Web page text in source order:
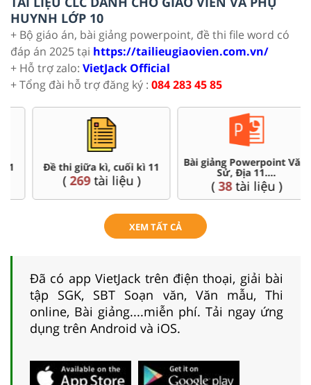
HUYNH LỚP 10
+ Bộ giáo án, bài giảng powerpoint, đề thi file word có
đáp án 2025 tại https://tailieugiaovien.com.vn/
+ Hỗ trợ zalo: VietJack Official
+ Tổng đài hỗ trợ đăng ký : 084 283 45 85
Đề thi giữa kì, cuối kì 11
269tài liệu )
Bài giảng Powerpoint Văn,
Sử, Địa 11....
tài liệu )
XEM TẤT CẢ
Đã có app VietJack trên điện thoại, giải bài
tập SGK, SBT Soạn văn, Văn mẫu, Thi
online, Bài giảng....miễn phí. Tải ngay ứng
dụng trên Android và iOS.